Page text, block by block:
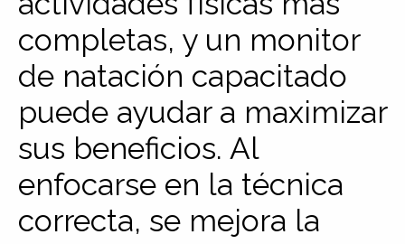
completas, y un monitor
de natación capacitado
puede ayudar a maximizar
sus beneficios. Al
enfocarse en la técnica
correcta, se mejora la